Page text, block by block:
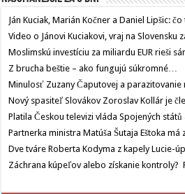
Ján Kuciak, Marián Kočner a Daniel Lipšic:
Video o Jánovi Kuciakovi, vraj na Slovensku
Moslimskú investíciu za miliardu EUR rieši
Z brucha beštie – ako fungujú súkromné…
Minulosť Zuzany Čaputovej a
Nový spasiteľ Slovákov Zoroslav Kollár je
Platila Českou televizi vláda Spojených států
Partnerka ministra Matúša Šutaja Eštoka má
Dve tváre Roberta Kodyma z kapely Lucie-
Záchrana kúpeľov alebo získanie